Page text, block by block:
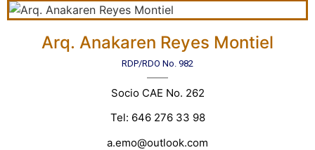
Arq. Anakaren Reyes Montiel
RDP/RDO No. 982
Socio CAE No. 262
Tel: 646 276 33 98
a.emo@outlook.com